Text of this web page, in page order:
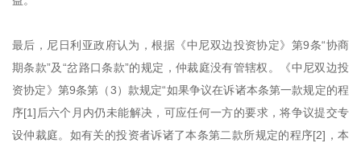
最后，尼日利亚政府认为，根据《中尼双边投资协定》第9条“协商
期条款”及“岔路口条款”的规定，仲裁庭没有管辖权。《中尼双边投
资协定》第9条第（3）款规定“如果争议在诉诸本条第一款规定的程
序[1]后六个月内仍未能解决，可应任何一方的要求，将争议提交专
设仲裁庭。如有关的投资者诉诸了本条第二款所规定的程序[2]，本